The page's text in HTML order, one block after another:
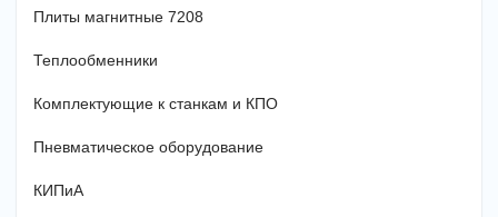
Плиты магнитные 7208
Теплообменники
Комплектующие к станкам и КПО
Пневматическое оборудование
КИПиА